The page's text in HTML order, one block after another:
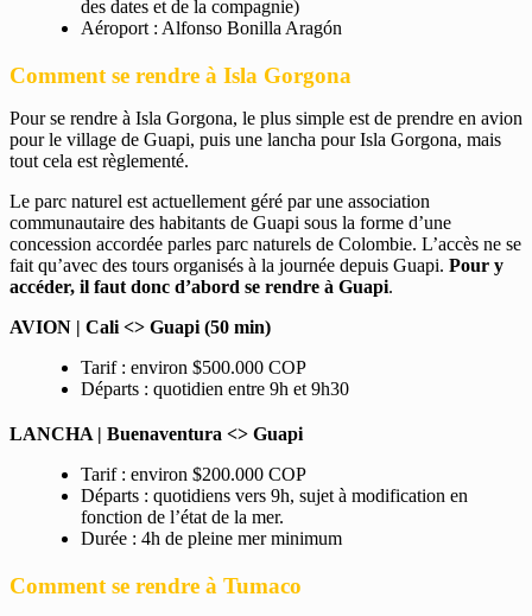
des dates et de la compagnie)
Aéroport : Alfonso Bonilla Aragón
Comment se rendre à Isla Gorgona
Pour se rendre à Isla Gorgona, le plus simple est de prendre en avion
pour le village de Guapi, puis une lancha pour Isla Gorgona, mais
tout cela est règlementé.
Le parc naturel est actuellement géré par une association
communautaire des habitants de Guapi sous la forme d’une
concession accordée parles parc naturels de Colombie. L’accès ne se
fait qu’avec des tours organisés à la journée depuis Guapi. Pour y
accéder, il faut donc d’abord se rendre à Guapi.
AVION | Cali <> Guapi (50 min)
Tarif : environ $500.000 COP
Départs : quotidien entre 9h et 9h30
LANCHA | Buenaventura <> Guapi
Tarif : environ $200.000 COP
Départs : quotidiens vers 9h, sujet à modification en
fonction de l’état de la mer.
Durée : 4h de pleine mer minimum
Comment se rendre à Tumaco